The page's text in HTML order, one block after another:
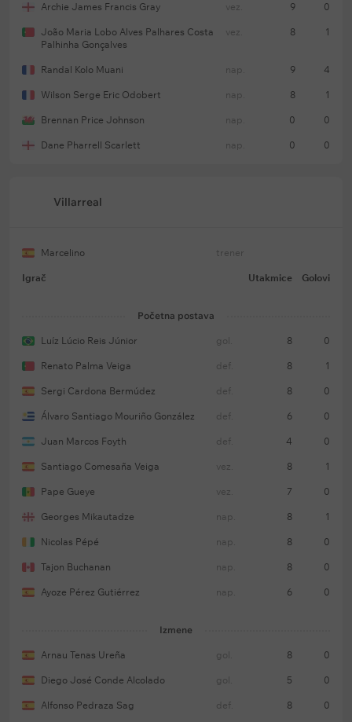
Archie James Francis Gray vez. 9 0
João Maria Lobo Alves Palhares Costa
Palhinha Gonçalves
vez. 8 1
Randal Kolo Muani nap. 9 4
Wilson Serge Eric Odobert nap. 8 1
Brennan Price Johnson nap. 0 0
Dane Pharrell Scarlett nap. 0 0
Villarreal
Marcelino trener
Igrač Utakmice Golovi
Početna postava
Luíz Lúcio Reis Júnior gol. 8 0
Renato Palma Veiga def. 8 1
Sergi Cardona Bermúdez def. 8 0
Álvaro Santiago Mouriño González def. 6 0
Juan Marcos Foyth def. 4 0
Santiago Comesaña Veiga vez. 8 1
Pape Gueye vez. 7 0
Georges Mikautadze nap. 8 1
Nicolas Pépé nap. 8 0
Tajon Buchanan nap. 8 0
Ayoze Pérez Gutiérrez nap. 6 0
Izmene
Arnau Tenas Ureña gol. 8 0
Diego José Conde Alcolado gol. 5 0
Alfonso Pedraza Sag def. 8 0